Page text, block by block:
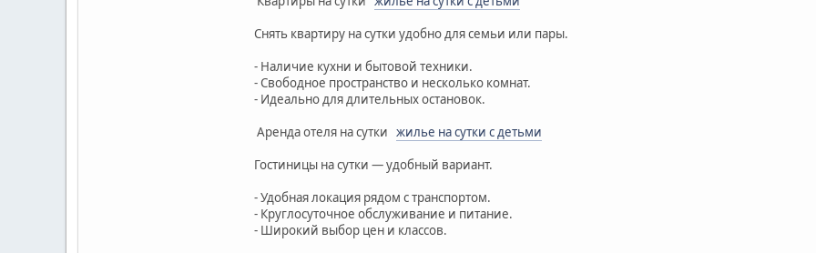
Снять квартиру на сутки удобно для семьи или пары.
- Наличие кухни и бытовой техники.
- Свободное пространство и несколько комнат.
- Идеально для длительных остановок.
Аренда отеля на сутки жилье на сутки с детьми
Гостиницы на сутки — удобный вариант.
- Удобная локация рядом с транспортом.
- Круглосуточное обслуживание и питание.
- Широкий выбор цен и классов.